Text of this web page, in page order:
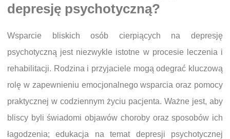
depresję psychotyczną?
Wsparcie bliskich osób cierpiących na depresję
psychotyczną jest niezwykle istotne w procesie leczenia i
rehabilitacji. Rodzina i przyjaciele mogą odegrać kluczową
rolę w zapewnieniu emocjonalnego wsparcia oraz pomocy
praktycznej w codziennym życiu pacjenta. Ważne jest, aby
bliscy byli świadomi objawów choroby oraz sposobów ich
łagodzenia; edukacja na temat depresji psychotycznej